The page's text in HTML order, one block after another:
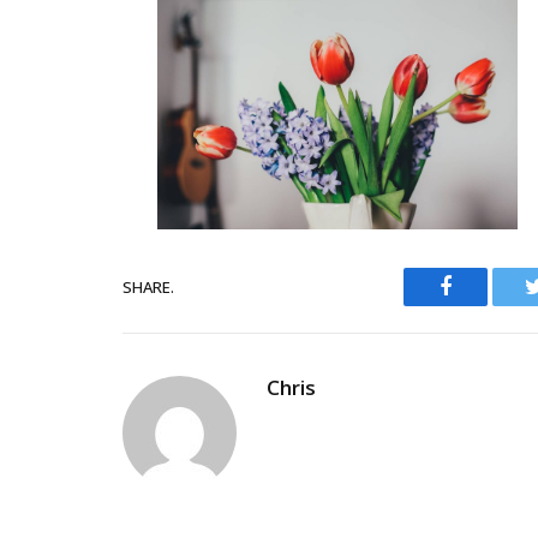
SHARE. Facebook
Chris